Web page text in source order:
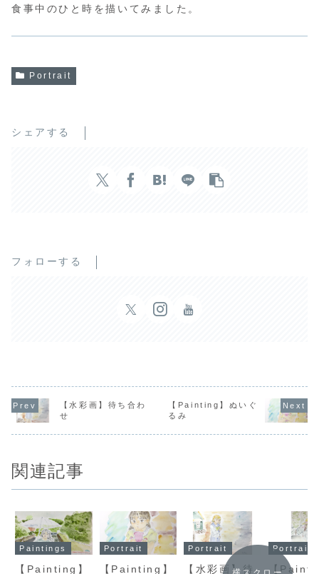
食事中のひと時を描いてみました。
Portrait
シェアする
フォローする
【水彩画】待ち合わ
せ
【Painting】ぬいぐ
るみ
関連記事
Paintings
【Painting】
Portrait
【Painting】
Portrait
【水彩画】待
Portrait
【